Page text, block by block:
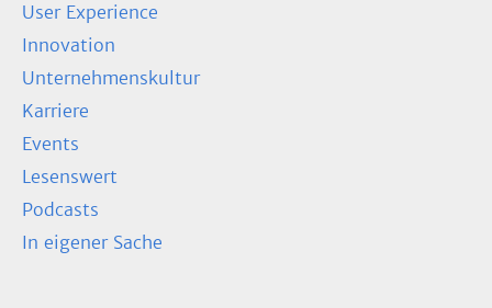
User Experience
Innovation
Unternehmenskultur
Karriere
Events
Lesenswert
Podcasts
In eigener Sache